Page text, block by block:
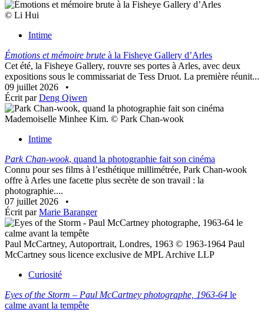
© Li Hui
Intime
Émotions et mémoire brute à la Fisheye Gallery d’Arles
Cet été, la Fisheye Gallery, rouvre ses portes à Arles, avec deux
expositions sous le commissariat de Tess Druot. La première réunit...
09 juillet 2026
•
Écrit parDeng Qiwen
Mademoiselle Minhee Kim. © Park Chan-wook
Intime
Park Chan-wook, quand la photographie fait son cinéma
Connu pour ses films à l’esthétique millimétrée, Park Chan-wook
offre à Arles une facette plus secrète de son travail : la
photographie....
07 juillet 2026
•
Écrit parMarie Baranger
Paul McCartney, Autoportrait, Londres, 1963 © 1963-1964 Paul
McCartney sous licence exclusive de MPL Archive LLP
Curiosité
Eyes of the Storm – Paul McCartney photographe, 1963-64 le
calme avant la tempête